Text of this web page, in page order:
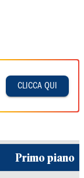
CLICCA QUI
Primo piano